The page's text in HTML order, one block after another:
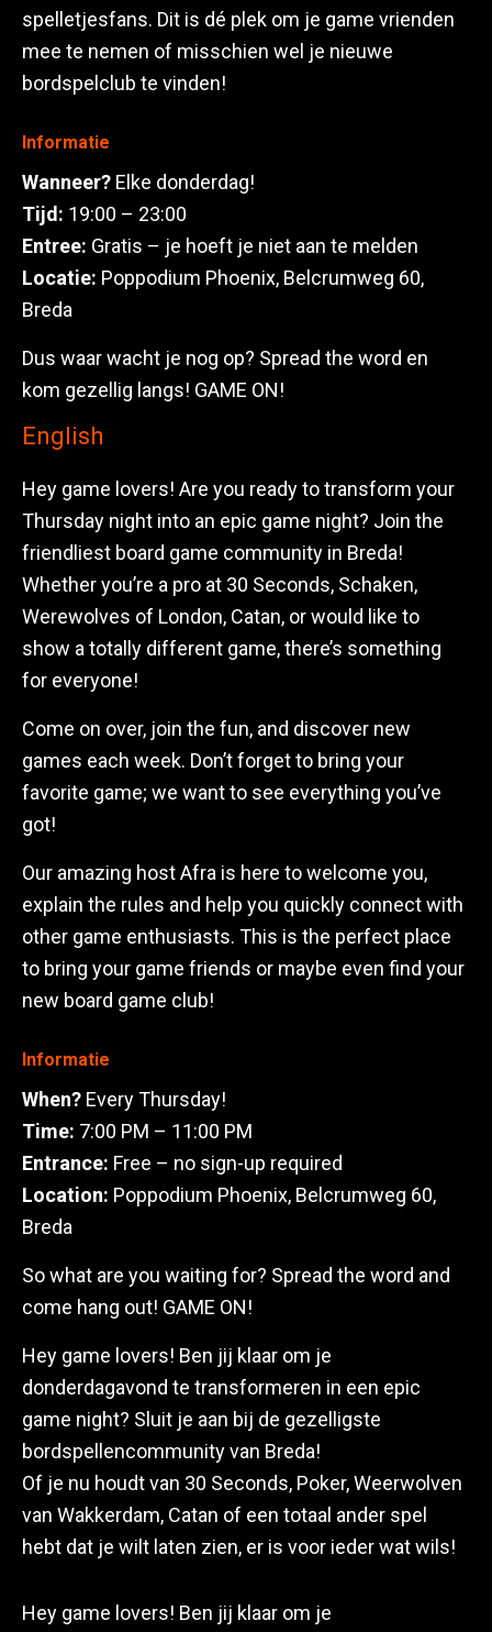
spelletjesfans. Dit is dé plek om je game vrienden
mee te nemen of misschien wel je nieuwe
bordspelclub te vinden!
Informatie
Wanneer? Elke donderdag!
Tijd: 19:00 – 23:00
Entree: Gratis – je hoeft je niet aan te melden
Locatie: Poppodium Phoenix, Belcrumweg 60,
Breda
Dus waar wacht je nog op? Spread the word en
kom gezellig langs! GAME ON!
English
Hey game lovers! Are you ready to transform your
Thursday night into an epic game night? Join the
friendliest board game community in Breda!
Whether you’re a pro at 30 Seconds, Schaken,
Werewolves of London, Catan, or would like to
show a totally different game, there’s something
for everyone!
Come on over, join the fun, and discover new
games each week. Don’t forget to bring your
favorite game; we want to see everything you’ve
got!
Our amazing host Afra is here to welcome you,
explain the rules and help you quickly connect with
other game enthusiasts. This is the perfect place
to bring your game friends or maybe even find your
new board game club!
Informatie
When? Every Thursday!
Time: 7:00 PM – 11:00 PM
Entrance: Free – no sign-up required
Location: Poppodium Phoenix, Belcrumweg 60,
Breda
So what are you waiting for? Spread the word and
come hang out! GAME ON!
Hey game lovers! Ben jij klaar om je
donderdagavond te transformeren in een epic
game night? Sluit je aan bij de gezelligste
bordspellencommunity van Breda!
Of je nu houdt van 30 Seconds, Poker, Weerwolven
van Wakkerdam, Catan of een totaal ander spel
hebt dat je wilt laten zien, er is voor ieder wat wils!
Hey game lovers! Ben jij klaar om je